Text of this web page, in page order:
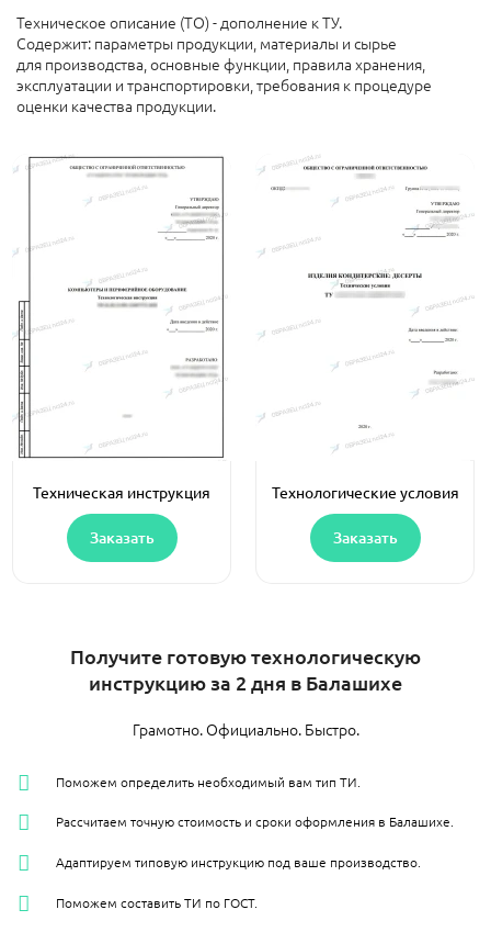
Техническое описание (ТО) - дополнение к ТУ.
Содержит: параметры продукции, материалы и сырье
для производства, основные функции, правила хранения,
эксплуатации и транспортировки, требования к процедуре
оценки качества продукции.
Техническая инструкция
Заказать
Технологические условия
Заказать
Получите готовую технологическую
инструкцию за 2 дня в Балашихе
Грамотно. Официально. Быстро.
Поможем определить необходимый вам тип ТИ.
Рассчитаем точную стоимость и сроки оформления в Балашихе.
Адаптируем типовую инструкцию под ваше производство.
Поможем составить ТИ по ГОСТ.